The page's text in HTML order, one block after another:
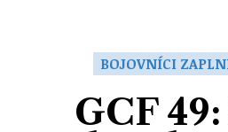
Ekonomika
BOJOVNÍCI
GCF